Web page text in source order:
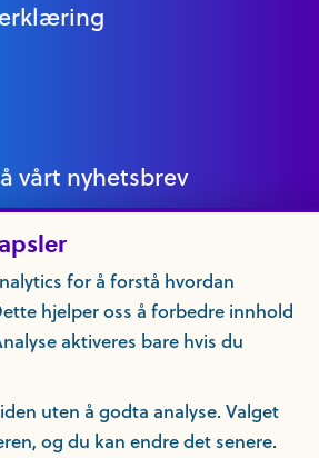
vårt nyhetsbrev
for å forstå hvordan
hjelper oss å forbedre innhold
aktiveres bare hvis du
uten å godta analyse. Valget
og du kan endre det senere.